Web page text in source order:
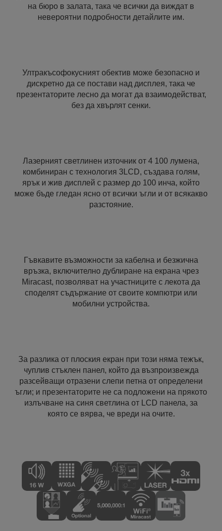
на бюро в залата, така че всички да виждат в
невероятни подробности детайлите им.
Ултракъсофокусният обектив може безопасно и
дискретно да се постави над дисплея, така че
презентаторите лесно да могат да взаимодействат,
без да хвърлят сенки.
Лазерният светлинен източник от 4 100 лумена,
комбиниран с технология 3LCD, създава голям,
ярък и жив дисплей с размер до 100 инча, който
може бъде гледан ясно от всички ъгли и от всякакво
разстояние.
Гъвкавите възможности за кабелна и безжична
връзка, включително дублиране на екрана чрез
Miracast, позволяват на участниците с лекота да
споделят съдържание от своите компютри или
мобилни устройства.
За разлика от плоския екран при този няма тежък,
чуплив стъклен панел, който да възпроизвежда
разсейващи отразени слепи петна от определени
ъгли; и презентаторите не са подложени на прякото
излъчване на синя светлина от LCD панела, за
която се вярва, че вреди на очите.